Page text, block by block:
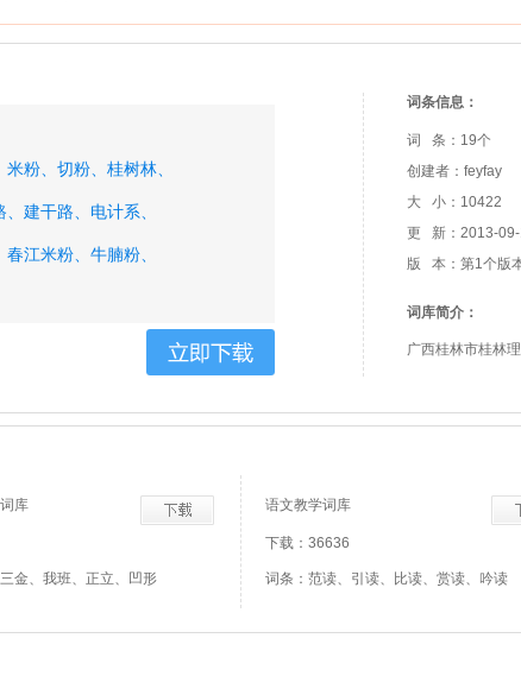
米粉、 切粉、 桂树林、
建干路、 电计系、
春江米粉、 牛腩粉、
词条信息：
词 条：19个
创建者：feyfay
大 小：10422
更 新：2013-
版 本：第1个版
词库简介：
广西桂林市桂林
库
金、我班、正立、凹形
语文教学词库
下载：36636
词条：范读、引读、比读、赏读、吟读